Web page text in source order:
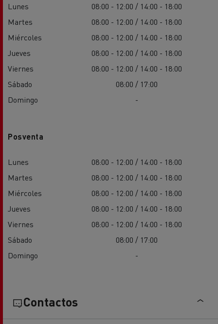
Lunes
08:00 - 12:00 / 14:00 - 18:00
Martes
08:00 - 12:00 / 14:00 - 18:00
Miércoles
08:00 - 12:00 / 14:00 - 18:00
Jueves
08:00 - 12:00 / 14:00 - 18:00
Viernes
08:00 - 12:00 / 14:00 - 18:00
Sábado
08:00 / 17:00
Domingo
-
Posventa
Lunes
08:00 - 12:00 / 14:00 - 18:00
Martes
08:00 - 12:00 / 14:00 - 18:00
Miércoles
08:00 - 12:00 / 14:00 - 18:00
Jueves
08:00 - 12:00 / 14:00 - 18:00
Viernes
08:00 - 12:00 / 14:00 - 18:00
Sábado
08:00 / 17:00
Domingo
-
Contactos